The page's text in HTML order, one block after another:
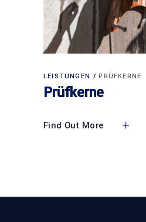
LEISTUNGEN PRÜFKERNE
Prüfkerne
Find Out More